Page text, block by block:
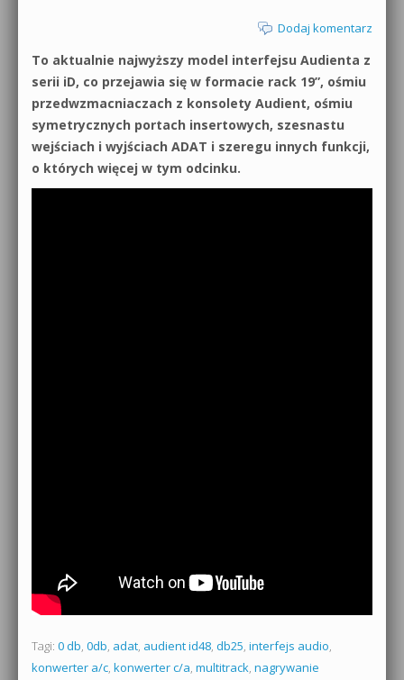
Dodaj komentarz
To aktualnie najwyższy model interfejsu Audienta z
serii iD, co przejawia się w formacie rack 19”, ośmiu
przedwzmacniaczach z konsolety Audient, ośmiu
symetrycznych portach insertowych, szesnastu
wejściach i wyjściach ADAT i szeregu innych funkcji,
o których więcej w tym odcinku.
Tagi: 0 db, 0db, adat, audient id48, db25, interfejs audio,
konwerter a/c, konwerter c/a, multitrack, nagrywanie